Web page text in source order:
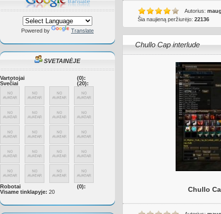
Powered by Translate
SVETAINĖJE
Vartotojai
(0):
Svečiai
(20):
Robotai
(0):
Visame tinklapyje: 20
Autorius:
Šia naujieną peržiurėjo: 22136
Chullo Cap interlude
Chullo